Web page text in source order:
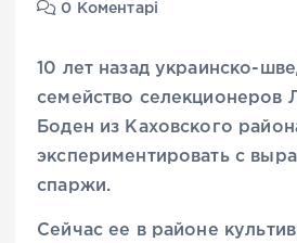
0 Коментарі
10 лет назад украинско-
семейство селекционеров
Боден из Каховского
экспериментировать с
спаржи.
Сейчас ее в районе